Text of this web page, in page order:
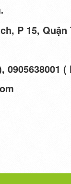
P 15, Quận
0905638001